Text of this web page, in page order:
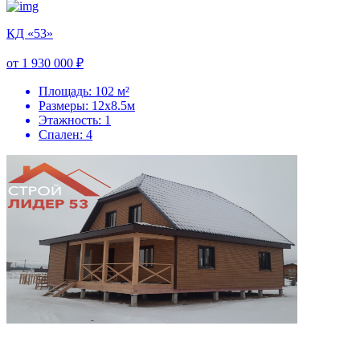
КД «53»
от 1 930 000 ₽
Площадь: 102 м²
Размеры: 12х8.5м
Этажность: 1
Спален: 4